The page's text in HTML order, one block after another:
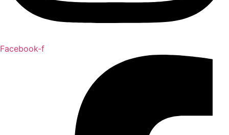
Facebook-f